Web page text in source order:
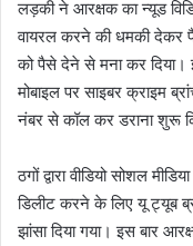
लड़की ने आरक्षक का न्यूड
वायरल करने की धमकी देकर
को पैसे देने से मना कर
मोबाइल पर साइबर क्राइम
नंबर से कॉल कर डराना शुरू
ठगों द्वारा वीडियो सोशल
डिलीट करने के लिए यू ट्यूब
झांसा दिया गया। इस बार